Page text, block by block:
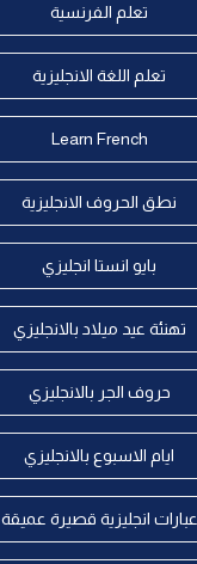
تعلم الفرنسية
تعلم اللغة الانجليزية
Learn French
نطق الحروف الانجليزية
بايو انستا انجليزي
تهنئة عيد ميلاد بالانجليزي
حروف الجر بالانجليزي
ايام الاسبوع بالانجليزي
عبارات انجليزية قصيرة عميقة